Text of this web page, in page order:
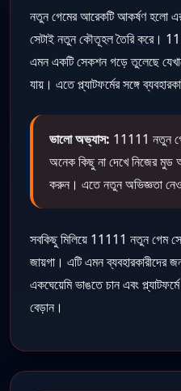
নতুন গেমের আরেকটি আকর্ষণ হলো
সেটাই নতুন কৌতূহল তৈরি করে।
এমন একটি সেকশন গড়ে তুলেছে
যায়। এতে প্ল্যাটফর্মের সঙ্গে
ভালো অভ্যাস: 11111 নতুন
অনেক কিছু না দেখে নিজের মুড
করুন। এতে নতুন অভিজ্ঞতা
সবকিছু মিলিয়ে 11111 নতুন গেম
জায়গা। এটি এমন ব্যবহারকারীদের
একঘেয়েমি ভাঙতে চান এবং
বেড়ান।